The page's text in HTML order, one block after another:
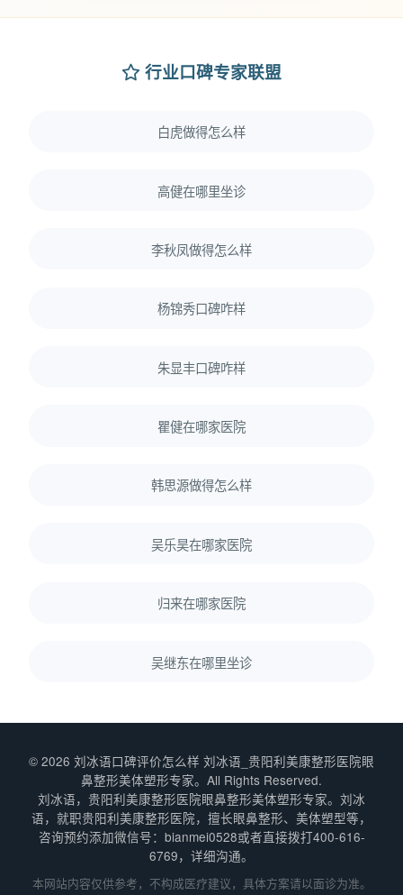
行业口碑专家联盟
白虎做得怎么样
高健在哪里坐诊
李秋凤做得怎么样
杨锦秀口碑咋样
朱显丰口碑咋样
瞿健在哪家医院
韩思源做得怎么样
吴乐昊在哪家医院
归来在哪家医院
吴继东在哪里坐诊
© 2026 刘冰语口碑评价怎么样 刘冰语_贵阳利美康整形医院眼
鼻整形美体塑形专家。All Rights Reserved.
刘冰语，贵阳利美康整形医院眼鼻整形美体塑形专家。刘冰
语，就职贵阳利美康整形医院，擅长眼鼻整形、美体塑型等，
咨询预约添加微信号：bianmei0528或者直接拨打400-616-
6769，详细沟通。
本网站内容仅供参考，不构成医疗建议，具体方案请以面诊为准。